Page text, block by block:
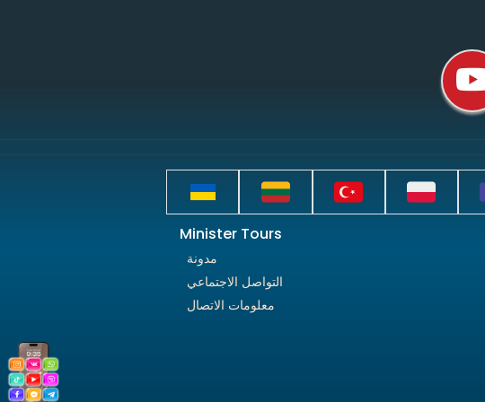
Minister Tours
مدونة
التواصل الاجتماعي
معلومات الاتصال